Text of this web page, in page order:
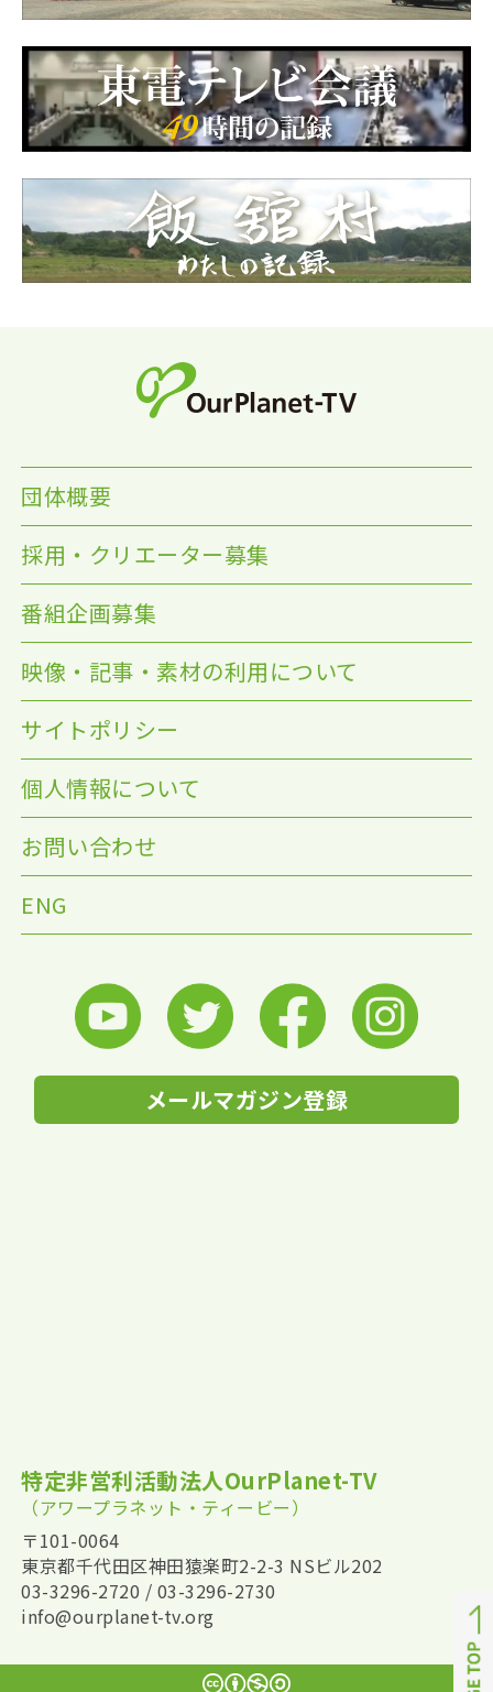
団体概要
採用・クリエーター募集
番組企画募集
映像・記事・素材の利用について
サイトポリシー
個人情報について
お問い合わせ
ENG
メールマガジン登録
特定非営利活動法人OurPlanet-TV
（アワープラネット・ティービー）
〒101-0064
東京都千代田区神田猿楽町2-2-3 NSビル202
03-3296-2720 / 03-3296-2730
info@ourplanet-tv.org